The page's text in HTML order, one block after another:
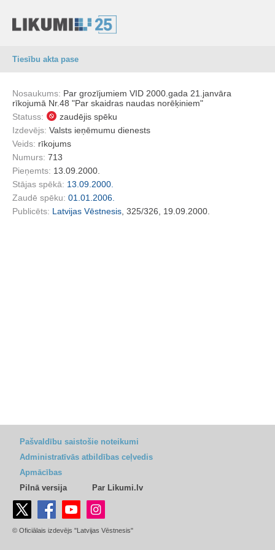
Tiesību akta pase
Nosaukums: Par grozījumiem VID 2000.gada 21.janvāra
rīkojumā Nr.48 "Par skaidras naudas norēķiniem"
Statuss:
zaudējis spēku
Izdevējs: Valsts ieņēmumu dienests
Veids: rīkojums
Numurs: 713
Pieņemts: 13.09.2000.
Stājas spēkā: 13.09.2000.
Zaudē spēku: 01.01.2006.
Publicēts: Latvijas Vēstnesis , 325/326, 19.09.2000.
Pašvaldību saistošie noteikumi
Administratīvās atbildības ceļvedis
Apmācības
Pilnā versija
Par Likumi.lv
© Oficiālais izdevējs "Latvijas Vēstnesis"